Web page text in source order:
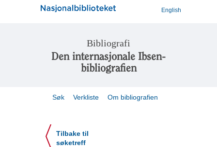
English
Bibliografi
Den internasjonale Ibsen-
bibliografien
Søk Verkliste Om bibliografien
Tilbake til
søketreff